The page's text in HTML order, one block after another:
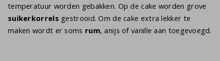
temperatuur worden gebakken. Op de cake worden grove
suikerkorrels gestrooid. Om de cake extra lekker te
maken wordt er soms rum, anijs of vanille aan toegevoegd.